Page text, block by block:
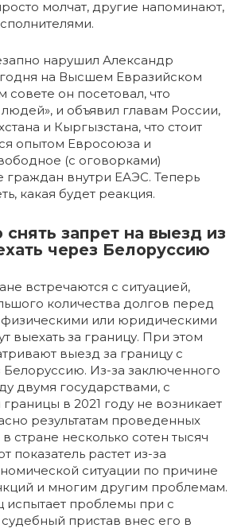
молчат, другие напоминают,
нарушил Александр
на Высшем Евразийском
совете он посетовал, что
людей», и объявил главам России,
и Кыргызстана, что стоит
опытом Евросоюза и
(с оговорками)
внутри ЕАЭС. Теперь
какая будет реакция.
снять запрет на выезд из
через Белоруссию
встречаются с ситуацией,
количества долгов перед
физическими или юридическими
выехать за границу. При этом
выезд за границу с
Из-за заключенного
двумя государствами, с
в 2021 году не возникает
результатам проведенных
стране несколько сотен тысяч
показатель растет из-за
ситуации по причине
и многим другим проблемам.
испытает проблемы при с
пристав внес его в